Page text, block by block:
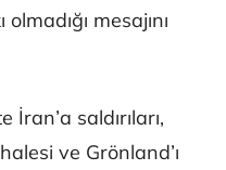
mesajını
saldırıları,
ve Grönland’ı